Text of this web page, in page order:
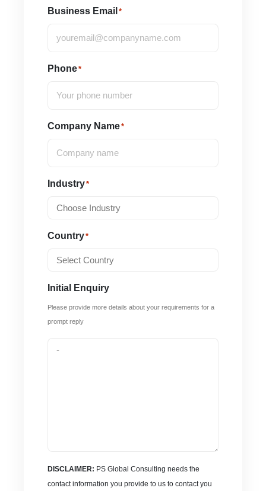
Business Email *
Phone*
Company Name*
Industry*
Country*
Initial Enquiry
Please provide more details about your requirements for a
prompt reply
DISCLAIMER: PS Global Consulting needs the
contact information you provide to us to contact you